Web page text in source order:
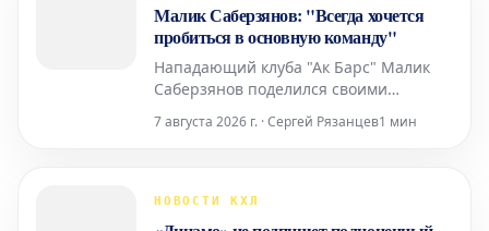
Даниила Тарасова. 32-летний
Бландизи выступал за
Малик Саберзянов: "Всегда хочется
пробиться в основную команду"
Нападающий клуба "Ак Барс" Малик
Саберзянов поделился своими
против команды "Нефтяник", который
внес значительный вклад в успех,
7 августа 2026 г. · Сергей Рязанцев1 мин
НОВОСТИ КХЛ